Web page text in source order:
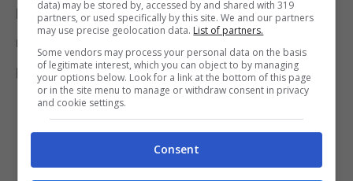
le spese a lungo termine, riducendo la
necessità di supporto tecnico da parte di
professionisti.
data) may be stored by, accessed by and shared with 319
partners, or used specifically by this site. We and our partners
may use precise geolocation data. List of partners.
Some vendors may process your personal data on the basis
of legitimate interest, which you can object to by managing
your options below. Look for a link at the bottom of this page
or in the site menu to manage or withdraw consent in privacy
and cookie settings.
Consent